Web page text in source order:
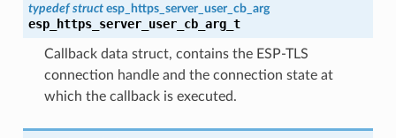
typedef struct esp_https_server_user_cb_arg
esp_https_server_user_cb_arg_t
Callback data struct, contains the ESP-TLS
connection handle and the connection state at
which the callback is executed.